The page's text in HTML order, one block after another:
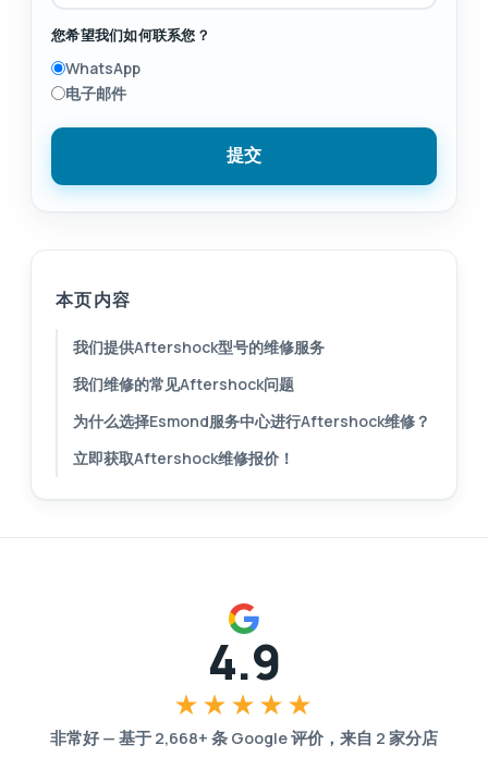
您希望我们如何联系您？
WhatsApp
电子邮件
提交
本页内容
我们提供Aftershock型号的维修服务
我们维修的常见Aftershock问题
为什么选择Esmond服务中心进行Aftershock维修？
立即获取Aftershock维修报价！
4.9
★★★★★
非常好 — 基于 2,668+ 条 Google 评价，来自 2 家分店